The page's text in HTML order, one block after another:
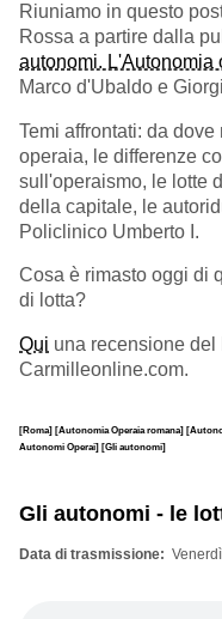
Riuniamo in questo
Rossa a partire dalla
autonomi. L'Autonomia
Marco d'Ubaldo e
Temi affrontati: da
operaia, le differenze
sull'operaismo, le lotte
della capitale, le
Policlinico Umberto I.
Cosa è rimasto oggi di
di lotta?
Qui una recensione
Carmilleonline.com.
[Roma] [Autonomia Operaia romana]
Autonomi Operai] [Gli autonomi]
Gli autonomi - le
Data di trasmissione